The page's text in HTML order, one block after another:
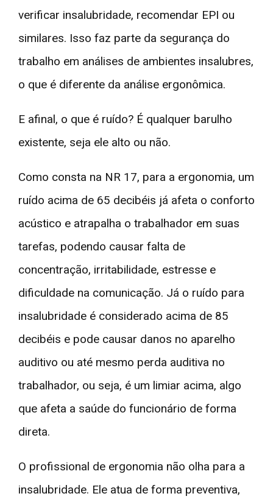
verificar insalubridade, recomendar EPI ou
similares. Isso faz parte da segurança do
trabalho em análises de ambientes insalubres,
o que é diferente da análise ergonômica.
E afinal, o que é ruído? É qualquer barulho
existente, seja ele alto ou não.
Como consta na NR 17, para a ergonomia, um
ruído acima de 65 decibéis já afeta o conforto
acústico e atrapalha o trabalhador em suas
tarefas, podendo causar falta de
concentração, irritabilidade, estresse e
dificuldade na comunicação. Já o ruído para
insalubridade é considerado acima de 85
decibéis e pode causar danos no aparelho
auditivo ou até mesmo perda auditiva no
trabalhador, ou seja, é um limiar acima, algo
que afeta a saúde do funcionário de forma
direta.
O profissional de ergonomia não olha para a
insalubridade. Ele atua de forma preventiva,